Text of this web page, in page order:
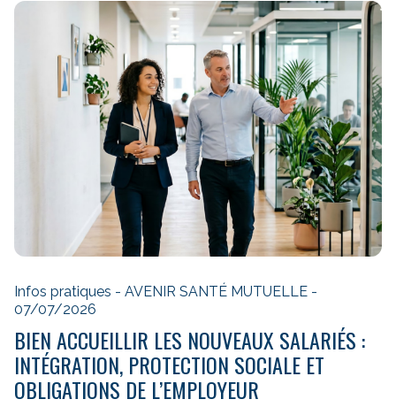
Infos pratiques - AVENIR SANTÉ MUTUELLE -
07/07/2026
BIEN ACCUEILLIR LES NOUVEAUX SALARIÉS :
INTÉGRATION, PROTECTION SOCIALE ET
OBLIGATIONS DE L’EMPLOYEUR